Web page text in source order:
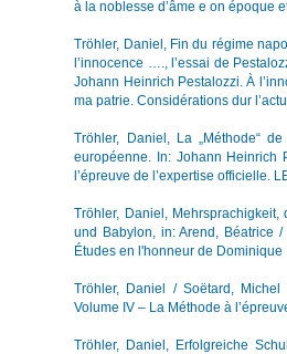
à la noblesse d’âme e on époque
Tröhler, Daniel, Fin du régime
l’innocence …., l’essai de
Johann Heinrich Pestalozzi. À
ma patrie. Considérations dur
Tröhler, Daniel, La „Méthode“
européenne. In: Johann Heinrich
l’épreuve de l’expertise officielle.
Tröhler, Daniel,
und Babylon, in: Arend, Béatrice
Études en l'honneur de
Tröhler, Daniel / Soëtard,
Volume IV – La Méthode à
Tröhler, Daniel, Erfolgreiche